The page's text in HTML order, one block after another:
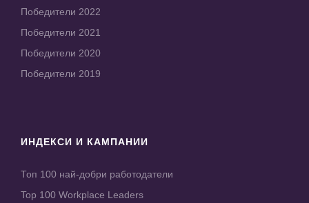
Победители 2022
Победители 2021
Победители 2020
Победители 2019
ИНДЕКСИ И КАМПАНИИ
Топ 100 най-добри работодатели
Top 100 Workplace Leaders